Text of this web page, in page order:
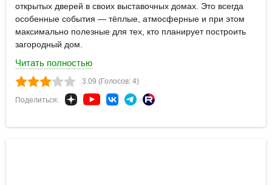
открытых дверей в своих выставочных домах. Это всегда
особенные события — тёплые, атмосферные и при этом
максимально полезные для тех, кто планирует построить
загородный дом.
Читать полностью
3.09 (Голосов: 4)
Поделиться: